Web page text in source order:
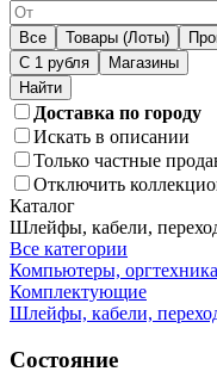
Все Товары (Лоты)
С 1 рубля
Магазины
Доставка по городу
Искать в описании
Только частные
Отключить
Каталог
Шлейфы, кабели,
Все категории
Компьютеры,
Комплектующие
Шлейфы, кабели,
Состояние